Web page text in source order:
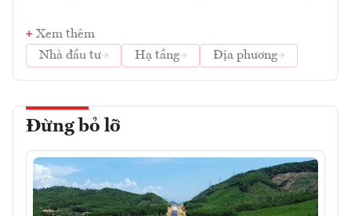
Xem thêm
Nhà đầu tư
Hạ tầng Địa phương
Đừng bỏ lỡ